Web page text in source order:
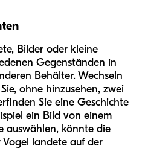
Bilder oder kleine
Gegenständen in
Behälter. Wechseln
ohne hinzusehen, zwei
Sie eine Geschichte
ein Bild von einem
auswählen, könnte die
Vogel landete auf der